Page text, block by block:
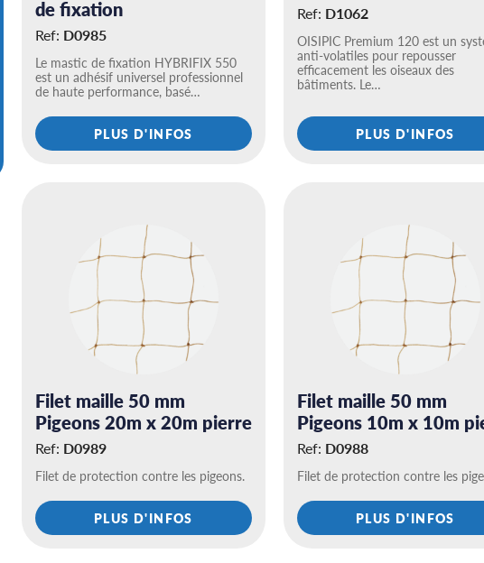
de fixation
Ref: D0985
Le mastic de fixation HYBRIFIX 550
est un adhésif universel professionnel
de haute performance, basé…
PLUS D'INFOS
Ref: D1062
OISIPIC Premium 120 est un
anti-volatiles pour repousser
efficacement les oiseaux des
bâtiments. Le…
PLUS D'INFOS
Filet maille 50 mm
Pigeons 20m x 20m pierre
Ref: D0989
Filet de protection contre les pigeons.
PLUS D'INFOS
Filet maille 50 mm
Pigeons 10m x 10m
Ref: D0988
Filet de protection contre les
PLUS D'INFOS